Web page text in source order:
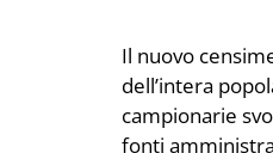
Il nuovo
dell’intera
campionarie
fonti